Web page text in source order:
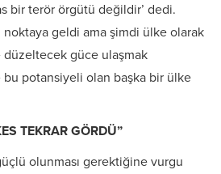
bir terör örgütü değildir’ dedi.
geldi ama şimdi ülke olarak
güce ulaşmak
bu potansiyeli olan başka bir ülke
TEKRAR GÖRDÜ”
olunması gerektiğine vurgu